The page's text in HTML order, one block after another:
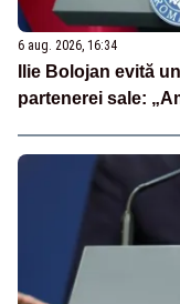
6 aug. 2026, 16:34
Ilie Bolojan evită
partenerei sale: